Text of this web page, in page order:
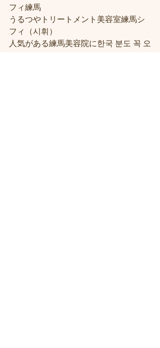
フィ練馬
うるつやトリートメント美容室練馬シ
フィ（시휘）
人気がある練馬美容院に한국 분도 꼭 오